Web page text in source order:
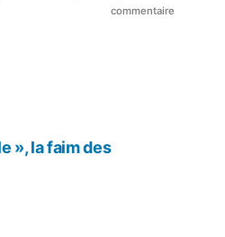
commentairesur
:
», la faim des